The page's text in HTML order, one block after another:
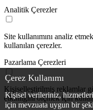
Çerez Kullanımı
Kişisel verileriniz,
için mevzuata uygun bir
Analitik Çerezler
Site kullanımını analiz
kullanılan çerezler.
Pazarlama Çerezleri
Kişiselleştirilmiş reklamlar
etkinliğini ölçmek için